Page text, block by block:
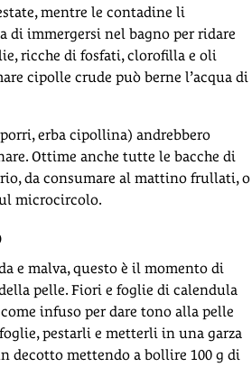
mentre le contadine li
di immergersi nel bagno per ridare
ricche di fosfati, clorofilla e oli
cipolle crude può berne l’acqua di
erba cipollina) andrebbero
Ottime anche tutte le bacche di
da consumare al mattino frullati, o
microcircolo.
e malva, questo è il momento di
pelle. Fiori e foglie di calendula
infuso per dare tono alla pelle
pestarli e metterli in una garza
decotto mettendo a bollire 100 g di